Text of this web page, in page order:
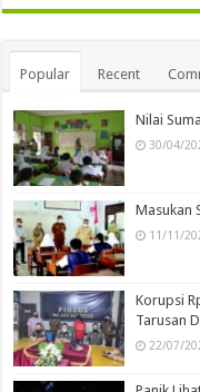
Popular Recent
Nilai
30/04/
Masukan
11/11/
Korupsi
Tarusan
22/07/